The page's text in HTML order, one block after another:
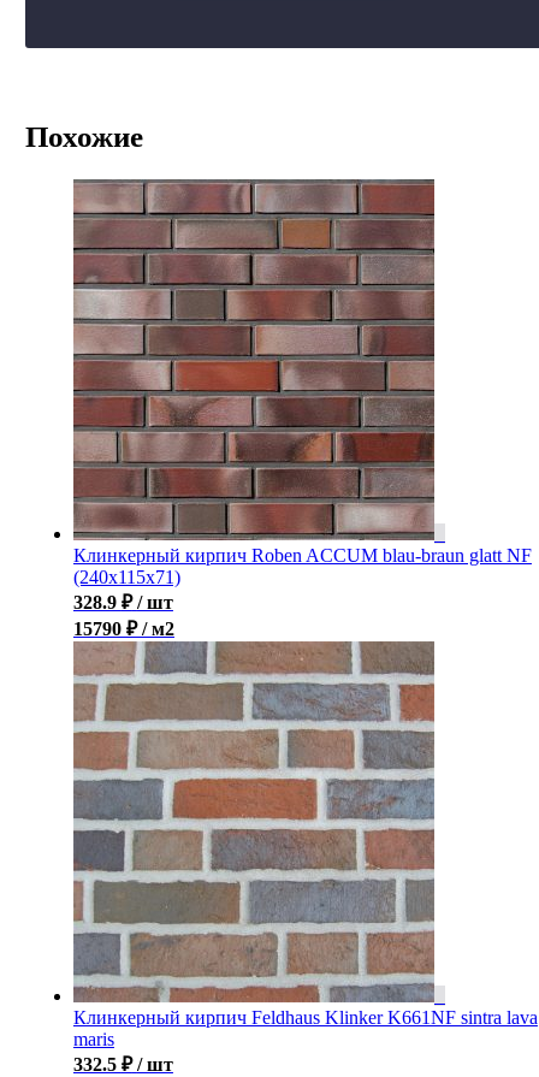
Похожие
Клинкерный кирпич Roben ACCUM blau-braun glatt NF
(240х115х71)
328.9 ₽ / шт
15790 ₽ / м2
Клинкерный кирпич Feldhaus Klinker K661NF sintra lava
maris
332.5 ₽ / шт